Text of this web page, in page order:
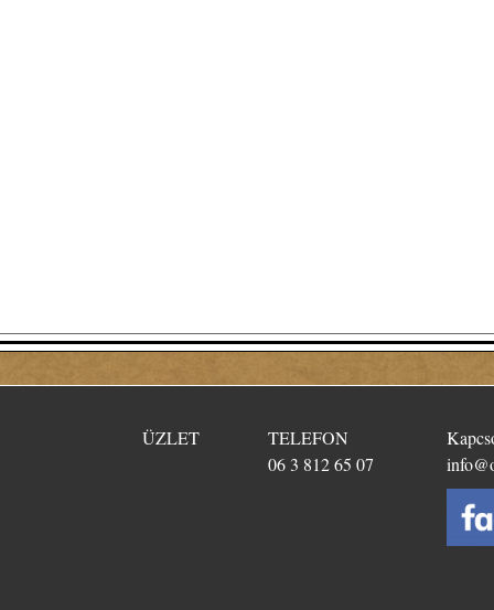
​ÜZLET
TELEFON
06 3 812 65 07